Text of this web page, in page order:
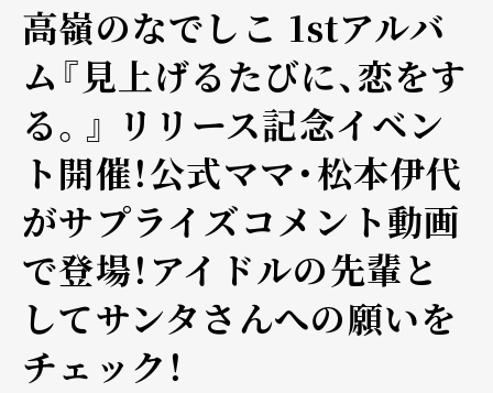
高嶺のなでしこ 1stアルバ
ム『見上げるたびに、恋をす
る。』 リリース記念イベン
ト開催！公式ママ・松本伊代
がサプライズコメント動画
で登場！アイドルの先輩と
してサンタさんへの願いを
チェック！